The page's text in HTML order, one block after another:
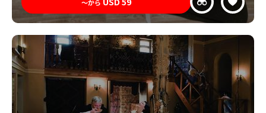
〜から